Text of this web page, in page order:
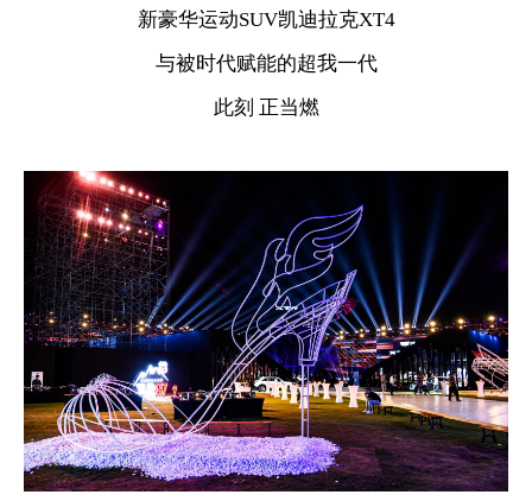
新豪华运动SUV凯迪拉克XT4
与被时代赋能的超我一代
此刻 正当燃